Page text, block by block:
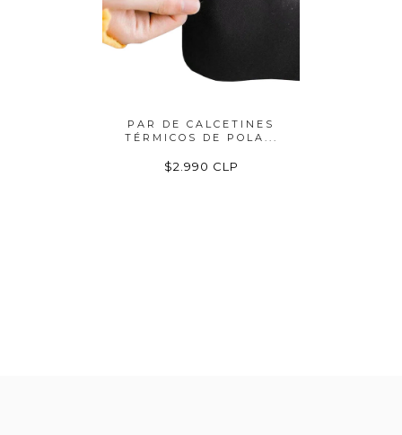
PAR DE CALCETINES
TÉRMICOS DE POLA...
$2.990 CLP